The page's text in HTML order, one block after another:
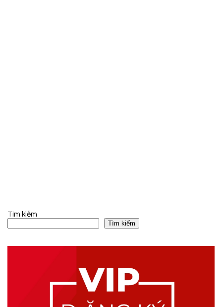
Tìm kiếm
Tìm kiếm